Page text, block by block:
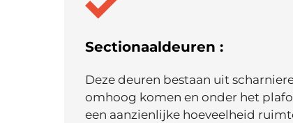
Sectionaaldeuren :
Deze deuren bestaan uit
omhoog komen en onder het
een aanzienlijke hoeveelheid